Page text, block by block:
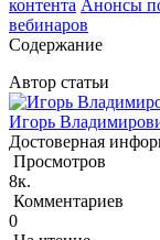
контента Анонсы
вебинаров
Содержание
Автор статьи
Игорь
Достоверная
Просмотров
8к.
Комментариев
0